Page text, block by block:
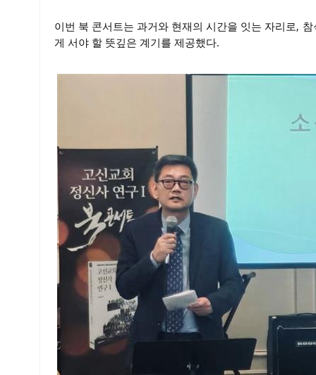
이번 북 콘서트는 과거와 현재의 시간을 잇는 자리로,
게 서야 할 뜻깊은 계기를 제공했다.